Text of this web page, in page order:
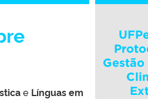
e Línguas em
Gestão